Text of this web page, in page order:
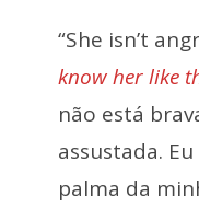
“She isn’t
know her like
não está
assustada.
palma da